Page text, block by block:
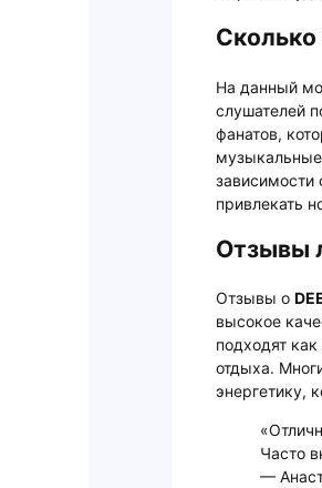
Сколько
На данный
слушателей
фанатов,
музыкальные
зависимости
привлекать
Отзывы
Отзывы о
высокое
подходят
отдыха.
энергетику,
Часто
—